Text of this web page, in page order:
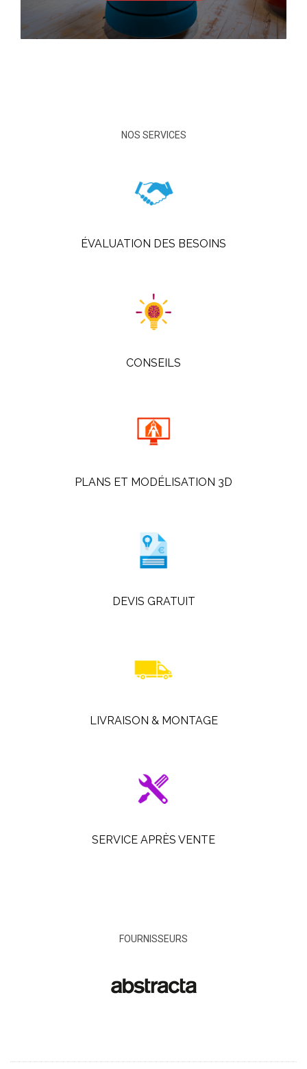
NOS SERVICES
ÉVALUATION DES BESOINS
CONSEILS
PLANS ET MODÉLISATION 3D
DEVIS GRATUIT
LIVRAISON & MONTAGE
SERVICE APRÈS VENTE
FOURNISSEURS